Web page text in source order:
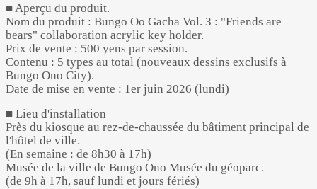
■ Aperçu du produit.
Nom du produit : Bungo Oo Gacha Vol. 3 : "Friends are
bears" collaboration acrylic key holder.
Prix de vente : 500 yens par session.
Contenu : 5 types au total (nouveaux dessins exclusifs à
Bungo Ono City).
Date de mise en vente : 1er juin 2026 (lundi)
■ Lieu d'installation
Près du kiosque au rez-de-chaussée du bâtiment principal de
l'hôtel de ville.
(En semaine : de 8h30 à 17h)
Musée de la ville de Bungo Ono Musée du géoparc.
(de 9h à 17h, sauf lundi et jours fériés)